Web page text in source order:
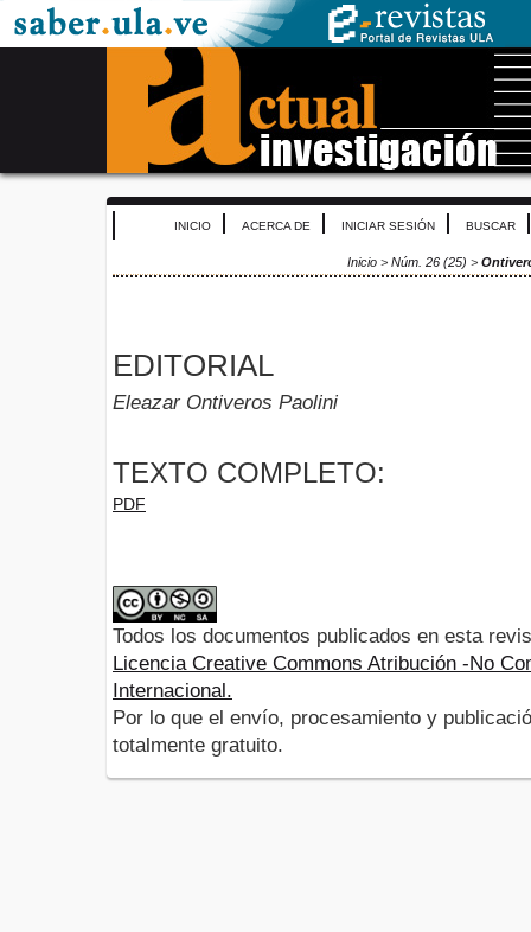
INICIO ACERCA DE INICIAR SESIÓN BUSCAR
Inicio > Núm. 26 (25) >
EDITORIAL
Eleazar Ontiveros Paolini
TEXTO COMPLETO:
PDF
Todos los documentos publicados en esta
Licencia Creative Commons Atribución -No
Internacional.
Por lo que el envío, procesamiento y
totalmente gratuito.